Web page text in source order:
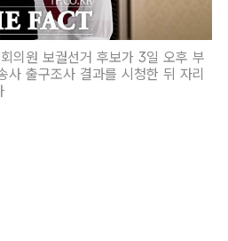
의원 보궐선거 후보가 3일 오후 부
사 출구조사 결과를 시청한 뒤 자리